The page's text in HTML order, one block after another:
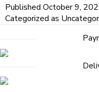
Published October 9,
Categorized as